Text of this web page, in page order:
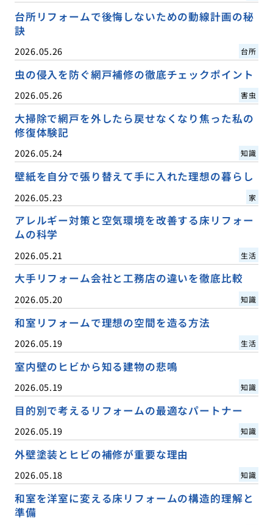
台所リフォームで後悔しないための動線計画の秘
訣
2026.05.26 台所
虫の侵入を防ぐ網戸補修の徹底チェックポイント
2026.05.26 害虫
大掃除で網戸を外したら戻せなくなり焦った私の
修復体験記
2026.05.24 知識
壁紙を自分で張り替えて手に入れた理想の暮らし
2026.05.23 家
アレルギー対策と空気環境を改善する床リフォー
ムの科学
2026.05.21 生活
大手リフォーム会社と工務店の違いを徹底比較
2026.05.20 知識
和室リフォームで理想の空間を造る方法
2026.05.19 生活
室内壁のヒビから知る建物の悲鳴
2026.05.19 知識
目的別で考えるリフォームの最適なパートナー
2026.05.19 知識
外壁塗装とヒビの補修が重要な理由
2026.05.18 知識
和室を洋室に変える床リフォームの構造的理解と
準備